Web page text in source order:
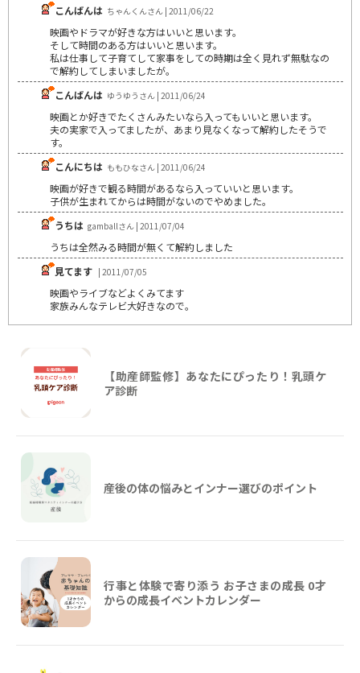
こんばんは ちゃんくんさん | 2011/06/22
映画やドラマが好きな方はいいと思います。
そして時間のある方はいいと思います。
私は仕事して子育てして家事をしての時期は全く見れず無駄なの
で解約してしまいましたが。
こんばんは ゆうゆうさん | 2011/06/24
映画とか好きでたくさんみたいなら入ってもいいと思います。
夫の実家で入ってましたが、あまり見なくなって解約したそうで
す。
こんにちは ももひなさん | 2011/06/24
映画が好きで観る時間があるなら入っていいと思います。
子供が生まれてからは時間がないのでやめました。
うちは gamballさん | 2011/07/04
うちは全然みる時間が無くて解約しました
見てます | 2011/07/05
映画やライブなどよくみてます
家族みんなテレビ大好きなので。
【助産師監修】あなたにぴったり！乳頭ケ
ア診断
産後の体の悩みとインナー選びのポイント
行事と体験で寄り添う お子さまの成長 0才
からの成長イベントカレンダー